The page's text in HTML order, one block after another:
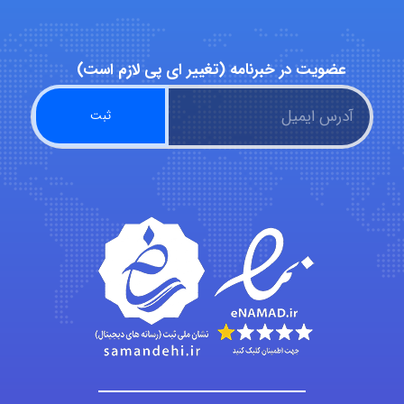
Minoo1375
Sara
ZAK
vali
عضویت در خبرنامه (تغییر ای پی لازم است)